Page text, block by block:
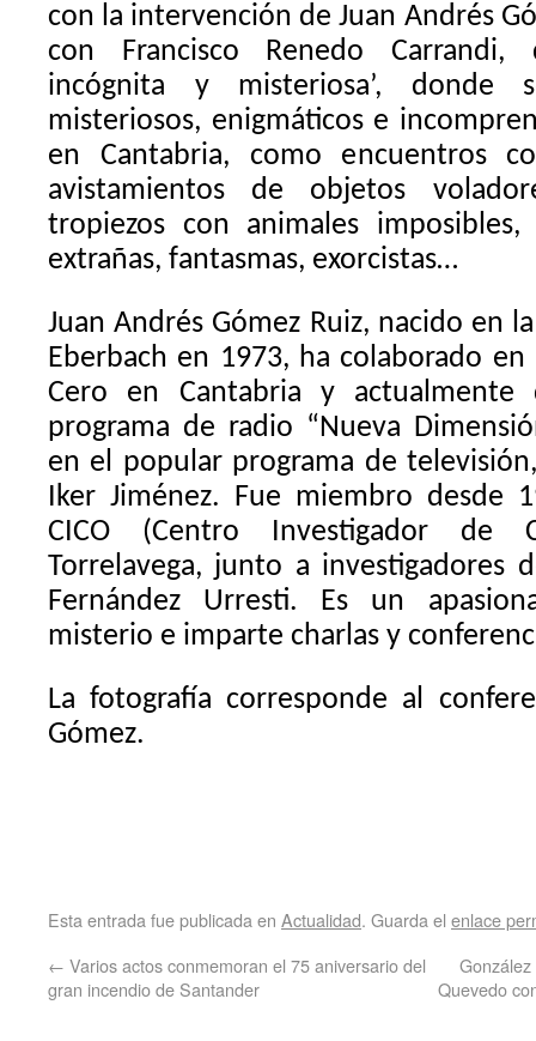
con la intervención de Juan Andrés
con Francisco Renedo Carrandi,
incógnita y misteriosa’, donde
misteriosos, enigmáticos e
en Cantabria, como encuentros
avistamientos de objetos
tropiezos con animales
extrañas, fantasmas, exorcistas…
Juan Andrés Gómez Ruiz, nacido en
Eberbach en 1973, ha colaborado en
Cero en Cantabria y
programa de radio “Nueva
en el popular programa de
Iker Jiménez. Fue miembro desde
CICO (Centro Investigador de
Torrelavega, junto a investigadores
Fernández Urresti. Es un
misterio e imparte charlas y
La fotografía corresponde al
Gómez.
Esta entrada fue publicada en Actualidad. Guarda el enlace
← Varios actos conmemoran el 75 aniversario del
gran incendio de Santander
Quevedo